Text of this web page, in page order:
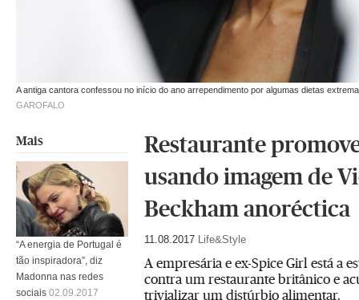
A antiga cantora confessou no início do ano arrependimento por algumas dietas
GAROFALO
Restaurante
usando imagem de
Beckham anoréctica
11.08.2017 Life&Style
A empresária e ex-Spice Girl está a
contra um restaurante britânico e
trivializar um distúrbio alimentar.
Mais
“A energia de Portugal é
tão inspiradora”, diz
Madonna nas redes
sociais 02.09.2017